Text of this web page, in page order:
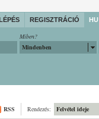
REGISZTRÁCIÓ HU
Miben?
Mindenben
Felvétel ideje
Rendezés:
RSS